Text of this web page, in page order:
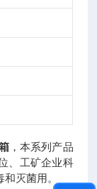
，本系列产品
、工矿企业科
灭菌用。